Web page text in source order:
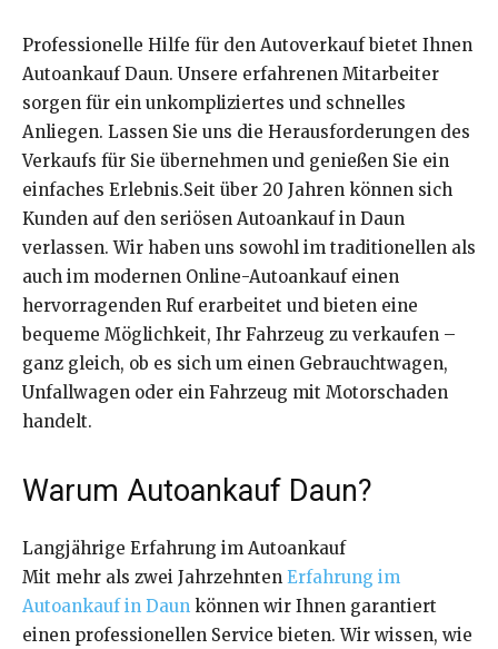
Professionelle Hilfe für den Autoverkauf bietet Ihnen
Autoankauf Daun. Unsere erfahrenen Mitarbeiter
sorgen für ein unkompliziertes und schnelles
Anliegen. Lassen Sie uns die Herausforderungen des
Verkaufs für Sie übernehmen und genießen Sie ein
einfaches Erlebnis.Seit über 20 Jahren können sich
Kunden auf den seriösen Autoankauf in Daun
verlassen. Wir haben uns sowohl im traditionellen als
auch im modernen Online-Autoankauf einen
hervorragenden Ruf erarbeitet und bieten eine
bequeme Möglichkeit, Ihr Fahrzeug zu verkaufen –
ganz gleich, ob es sich um einen Gebrauchtwagen,
Unfallwagen oder ein Fahrzeug mit Motorschaden
handelt.
Warum Autoankauf Daun?
Langjährige Erfahrung im Autoankauf
Mit mehr als zwei Jahrzehnten Erfahrung im
Autoankauf in Daun können wir Ihnen garantiert
einen professionellen Service bieten. Wir wissen, wie